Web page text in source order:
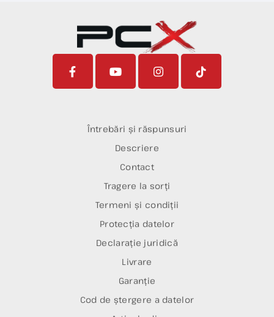
Întrebări și răspunsuri
Descriere
Contact
Tragere la sorți
Termeni și condiții
Protecția datelor
Declarație juridică
Livrare
Garanție
Cod de ștergere a datelor